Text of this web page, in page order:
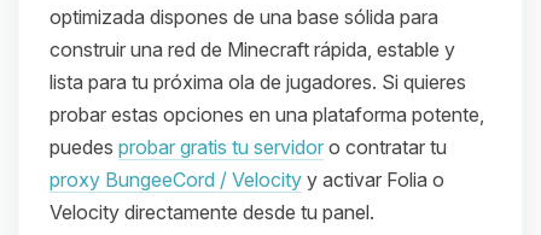
optimizada dispones de una base sólida para
construir una red de Minecraft rápida, estable y
lista para tu próxima ola de jugadores. Si quieres
probar estas opciones en una plataforma potente,
puedes probar gratis tu servidor o contratar tu
proxy BungeeCord / Velocity y activar Folia o
Velocity directamente desde tu panel.